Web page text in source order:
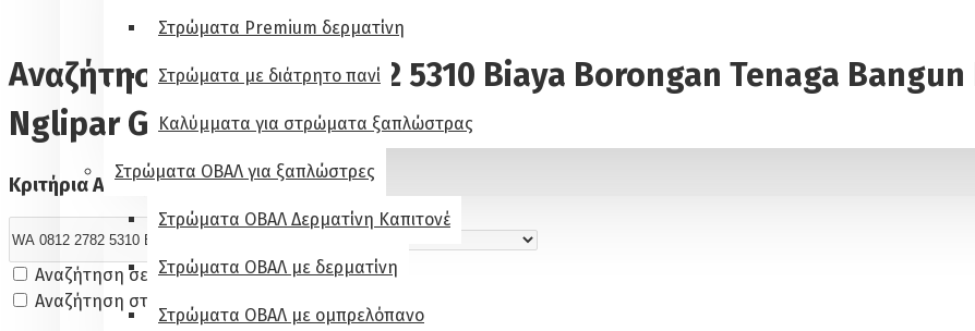
Στρώματα Premium δερματίνη
Στρώματα με διάτρητο πανί
Καλύμματα για στρώματα ξαπλώστρας
Στρώματα ΟΒΑΛ για ξαπλώστρες
Στρώματα ΟΒΑΛ Δερματίνη Καπιτονέ
Στρώματα ΟΒΑΛ με δερματίνη
Στρώματα ΟΒΑΛ με ομπρελόπανο
Αναζήτηση - WA 0812 2782 5310 Biaya Borongan Tenaga
Nglipar Gunungkidul
Κριτήρια Αναζήτησης
Αναζήτηση σε Υποκατηγορίες
Αναζήτηση στις περιγραφές προϊόντων